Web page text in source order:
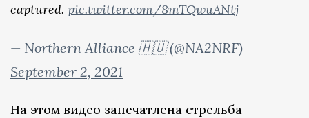
captured. pic.twitter.com/8mTQwuANtj
— Northern Alliance 🇭🇺 (@NA2NRF)
September 2, 2021
На этом видео запечатлена стрельба